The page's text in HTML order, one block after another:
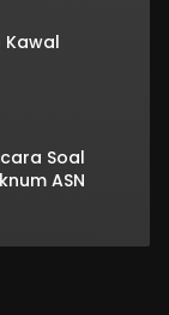
Kawal
Soal
ASN